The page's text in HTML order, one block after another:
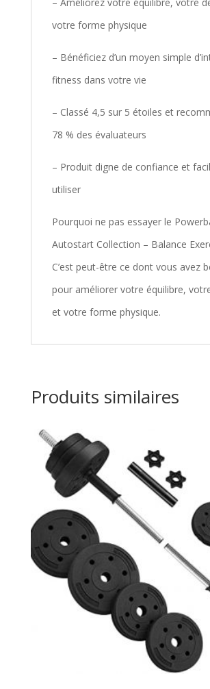
votre forme physique
– Bénéficiez d’un moyen simple
fitness dans votre vie
– Classé 4,5 sur 5 étoiles et
78 % des évaluateurs
– Produit digne de confiance et
utiliser
Pourquoi ne pas essayer le
Autostart Collection – Balance
C’est peut-être ce dont vous avez
pour améliorer votre équilibre,
et votre forme physique.
Produits similaires